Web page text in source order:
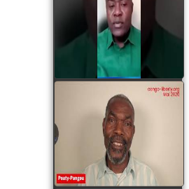
les mercenaires russes,
ni la garde présidentielle
ne mourront pour
Sassou Denis
watch video
POATY PANGOU
parle de la coquille vide
Collinet Makosso, des
assassinats des jeunes
par Serge OBOA
watch video